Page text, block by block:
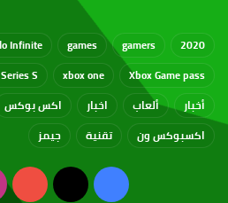
2020
gamers
games
Infinite
Xbox Game pass
xbox one
S
أخبار
ألعاب اخبار اكس بوكس
اكسبوكس ون
تقنية جيمز
فيسبوك
‫X